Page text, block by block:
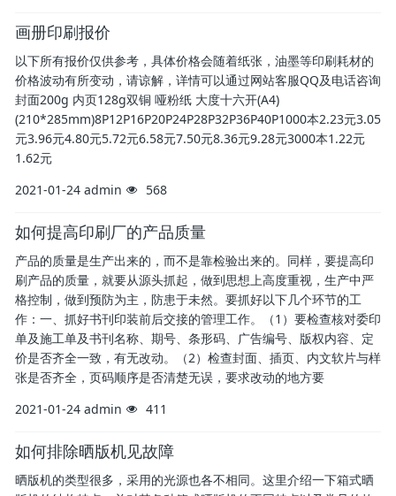
画册印刷报价
以下所有报价仅供参考，具体价格会随着纸张，油墨等印刷耗材的
价格波动有所变动，请谅解，详情可以通过网站客服QQ及电话咨询
封面200g 内页128g双铜 哑粉纸 大度十六开(A4)
(210*285mm)8P12P16P20P24P28P32P36P40P1000本2.23元3.05
元3.96元4.80元5.72元6.58元7.50元8.36元9.28元3000本1.22元
1.62元
2021-01-24 admin 568
如何提高印刷厂的产品质量
产品的质量是生产出来的，而不是靠检验出来的。同样，要提高印
刷产品的质量，就要从源头抓起，做到思想上高度重视，生产中严
格控制，做到预防为主，防患于未然。要抓好以下几个环节的工
作：一、抓好书刊印装前后交接的管理工作。（1）要检查核对委印
单及施工单及书刊名称、期号、条形码、广告编号、版权内容、定
价是否齐全一致，有无改动。（2）检查封面、插页、内文软片与样
张是否齐全，页码顺序是否清楚无误，要求改动的地方要
2021-01-24 admin 411
如何排除晒版机见故障
晒版机的类型很多，采用的光源也各不相同。这里介绍一下箱式晒